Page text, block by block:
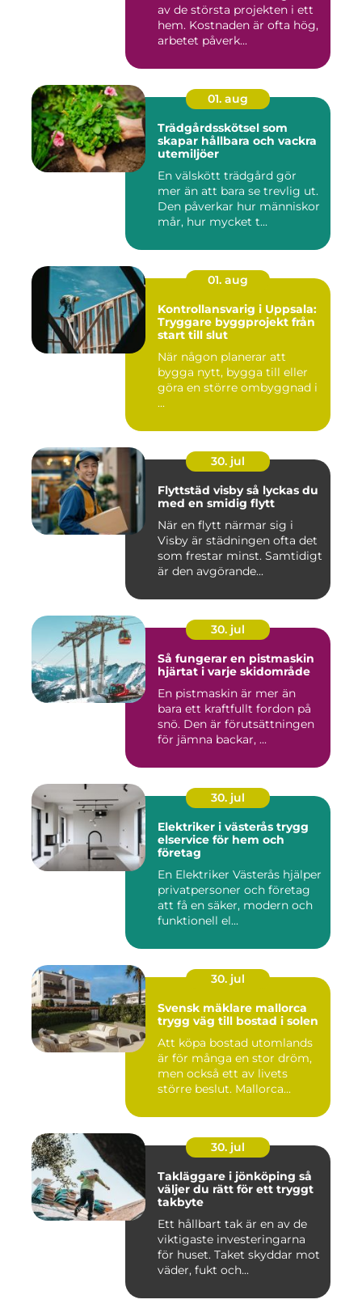
av de största projekten i ett
hem. Kostnaden är ofta hög,
arbetet påverk...
01. aug
Trädgårdsskötsel som
skapar hållbara och vackra
utemiljöer
En välskött trädgård gör
mer än att bara se trevlig ut.
Den påverkar hur människor
mår, hur mycket t...
01. aug
Kontrollansvarig i Uppsala:
Tryggare byggprojekt från
start till slut
När någon planerar att
bygga nytt, bygga till eller
göra en större ombyggnad i
...
30. jul
Flyttstäd visby så lyckas du
med en smidig flytt
När en flytt närmar sig i
Visby är städningen ofta det
som frestar minst. Samtidigt
är den avgörande...
30. jul
Så fungerar en pistmaskin
hjärtat i varje skidområde
En pistmaskin är mer än
bara ett kraftfullt fordon på
snö. Den är förutsättningen
för jämna backar, ...
30. jul
Elektriker i västerås trygg
elservice för hem och
företag
En Elektriker Västerås hjälper
privatpersoner och företag
att få en säker, modern och
funktionell el...
30. jul
Svensk mäklare mallorca
trygg väg till bostad i solen
Att köpa bostad utomlands
är för många en stor dröm,
men också ett av livets
större beslut. Mallorca...
30. jul
Takläggare i jönköping så
väljer du rätt för ett tryggt
takbyte
Ett hållbart tak är en av de
viktigaste investeringarna
för huset. Taket skyddar mot
väder, fukt och...